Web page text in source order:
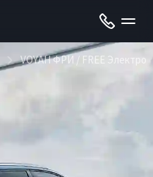
VOYAH ФРИ / FREE Электро